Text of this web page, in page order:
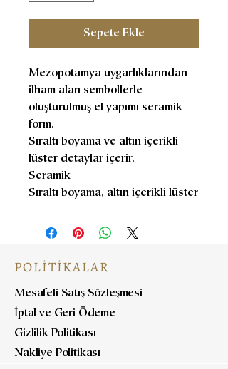
Sepete Ekle
Mezopotamya uygarlıklarından
ilham alan sembollerle
oluşturulmuş el yapımı seramik
form.
Sıraltı boyama ve altın içerikli
lüster detaylar içerir.
Seramik
Sıraltı boyama, altın içerikli lüster
POLİTİKALAR
Mesafeli Satış Sözleşmesi
İptal ve Geri Ödeme
Gizlilik Politikası
Nakliye Politikası